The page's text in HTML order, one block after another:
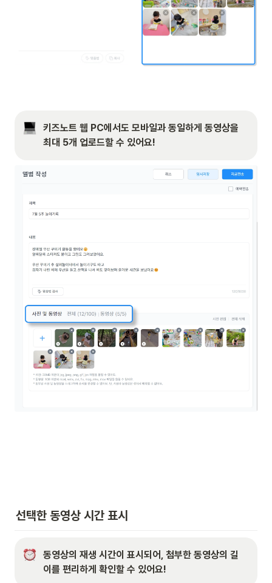
키즈노트 웹 PC에서도 모바일과 동일하게 동영상을
최대 5개 업로드할 수 있어요!
선택한 동영상 시간 표시
동영상의 재생 시간이 표시되어, 첨부한 동영상의 길
이를 편리하게 확인할 수 있어요!